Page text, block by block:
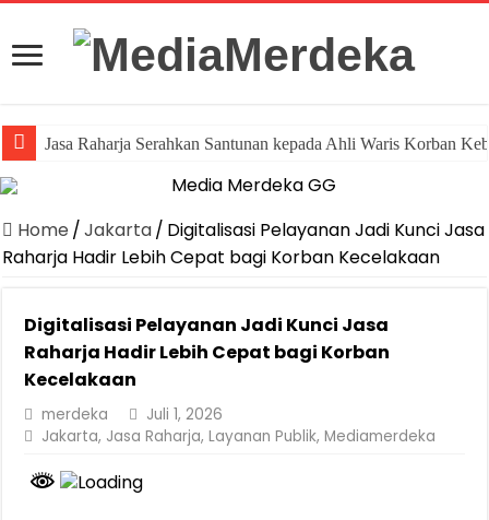
Jasa Raharja Serahkan Santunan kepada Ahli Waris Korban
Home /Jakarta/ Digitalisasi Pelayanan Jadi Kunci Jasa
Raharja Hadir Lebih Cepat bagi Korban Kecelakaan
Digitalisasi Pelayanan Jadi Kunci Jasa
Raharja Hadir Lebih Cepat bagi Korban
Kecelakaan
merdeka
Juli 1, 2026
Jakarta, Jasa Raharja,Layanan Publik,Mediamerdeka